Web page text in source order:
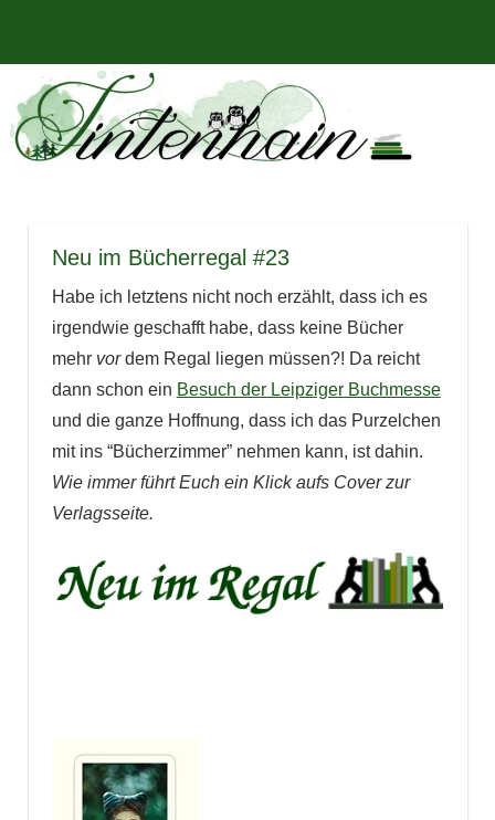
springen
Tintenhain
–
Der
Rezensionen
und
mehr
Neu im Bücherregal #23
Habe ich letztens nicht noch erzählt, dass ich es
irgendwie geschafft habe, dass keine Bücher
mehr vordem Regal liegen müssen?! Da reicht
dann schon ein Besuch der Leipziger Buchmesse
und die ganze Hoffnung, dass ich das Purzelchen
mit ins “Bücherzimmer” nehmen kann, ist dahin.
Wie immer führt Euch ein Klick aufs Cover zur
Verlagsseite.